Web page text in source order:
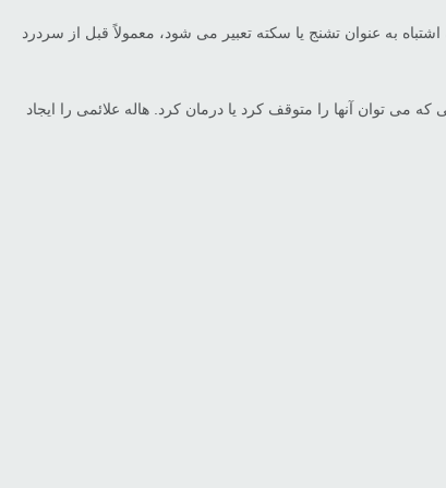
به عنوان تشنج یا سکته تعبیر می شود، معمولاً قبل از سردرد
هستند، به این معنی که می توان آنها را متوقف کرد یا درمان کرد. هاله علائمی را ایجاد